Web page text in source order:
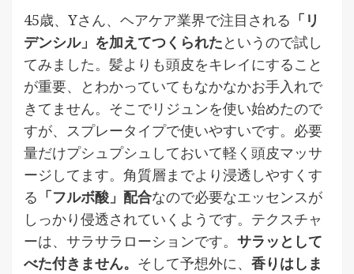
45歳、Yさん、ヘアケア業界で注目される 「リ
デンシル」を加えてつくられたというので試し
てみました。髪よりも頭皮をキレイにすること
が重要、とわかっていてもなかなかお手入れで
きてません。そこでリジュンを使い始めたので
すが、スプレータイプで使いやすいです。必要
量だけプシュプシュしておいて軽く頭皮マッサ
ージしてます。角質層までより浸透しやすくす
る 「フルボ酸」配合なので必要なエッセンスが
しっかり侵透されていくようです。テクスチャ
ーは、サラサラローションです。 サラッとして
べた付きません。 そして予想外に、 香りはしま